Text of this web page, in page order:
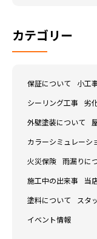
カテゴリー
保証について 小工
シーリング工事 劣
外壁塗装について
カラーシミュレーシ
火災保険 雨漏りに
施工中の出来事 当
塗料について スタ
イベント情報